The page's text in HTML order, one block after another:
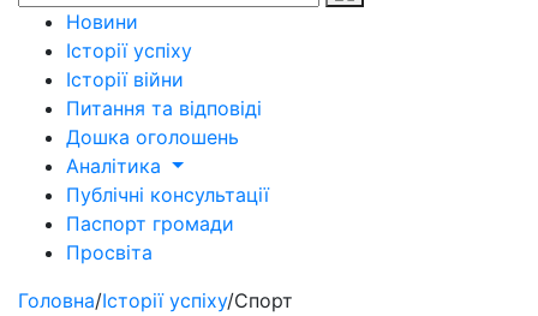
Новини
Історії успіху
Історії війни
Питання та відповіді
Дошка оголошень
Аналітика
Публічні консультації
Паспорт громади
Просвіта
Головна/Історії успіху/Спорт